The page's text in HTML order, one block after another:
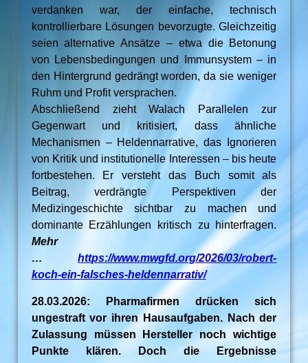
verdanken war, der einfache, technisch
kontrollierbare Lösungen bevorzugte. Gleichzeitig
seien alternative Ansätze – etwa die Betonung
von Lebensbedingungen und Immunsystem – in
den Hintergrund gedrängt worden, da sie weniger
Ruhm und Profit versprachen.
Abschließend zieht Walach Parallelen zur
Gegenwart und kritisiert, dass ähnliche
Mechanismen – Heldennarrative, das Ignorieren
von Kritik und institutionelle Interessen – bis heute
fortbestehen. Er versteht das Buch somit als
Beitrag, verdrängte Perspektiven der
Medizingeschichte sichtbar zu machen und
dominante Erzählungen kritisch zu hinterfragen.
Mehr
…https://www.mwgfd.org/2026/03/robert-
koch-ein-falsches-heldennarrativ/
28.03.2026: Pharmafirmen drücken sich
ungestraft vor ihren Hausaufgaben. Nach der
Zulassung müssen Hersteller noch wichtige
Punkte klären. Doch die Ergebnisse